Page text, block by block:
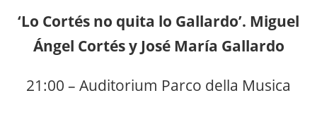
‘Lo Cortés no quita lo Gallardo’. Miguel
Ángel Cortés y José María Gallardo
21:00 – Auditorium Parco della Musica